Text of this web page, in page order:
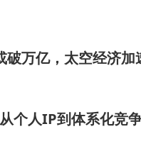
人设与专业深度的矛盾
省级卫视。科大讯飞
怀的碰撞制造诸多名场
时，也审视自身的职业
级旅游景区的独特…
万亿，太空经济加
个人IP到体系化竞